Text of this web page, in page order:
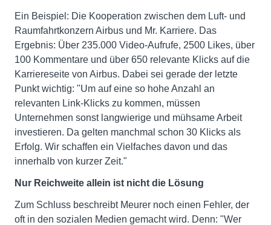
Ein Beispiel: Die Kooperation zwischen dem Luft- und
Raumfahrtkonzern Airbus und Mr. Karriere. Das
Ergebnis: Über 235.000 Video-Aufrufe, 2500 Likes, über
100 Kommentare und über 650 relevante Klicks auf die
Karriereseite von Airbus. Dabei sei gerade der letzte
Punkt wichtig: "Um auf eine so hohe Anzahl an
relevanten Link-Klicks zu kommen, müssen
Unternehmen sonst langwierige und mühsame Arbeit
investieren. Da gelten manchmal schon 30 Klicks als
Erfolg. Wir schaffen ein Vielfaches davon und das
innerhalb von kurzer Zeit."
Nur Reichweite allein ist nicht die Lösung
Zum Schluss beschreibt Meurer noch einen Fehler, der
oft in den sozialen Medien gemacht wird. Denn: "Wer